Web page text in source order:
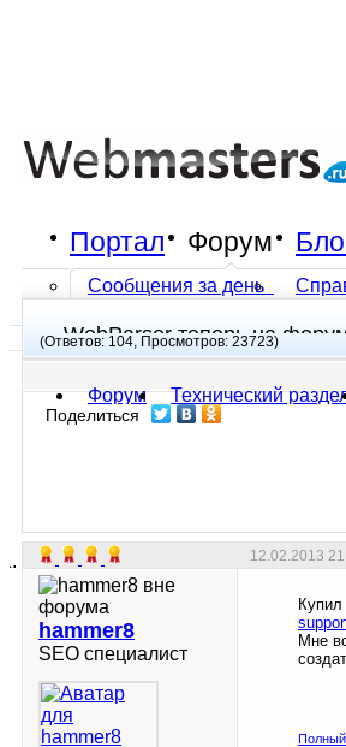
Портал Форум
Сообщения за день
Все разделы прочитаны
Форум Технический
WebParser теперь на
(Ответов: 104, Просмотров: 23723)
Поделиться
12.02.2013
hammer8
SEO специалист
Мне
Полный